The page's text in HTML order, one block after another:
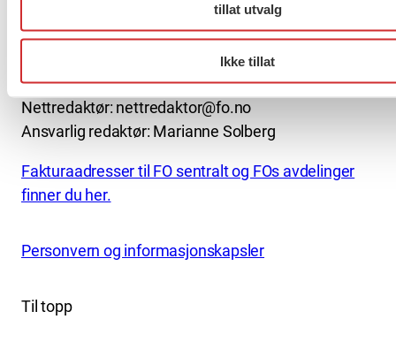
tillat utvalg
Ikke tillat
kontor@fo.no
Nettredaktør: nettredaktor@fo.no
Ansvarlig redaktør: Marianne Solberg
Fakturaadresser til FO sentralt og FOs avdelinger
finner du her.
Personvern og informasjonskapsler
Til topp